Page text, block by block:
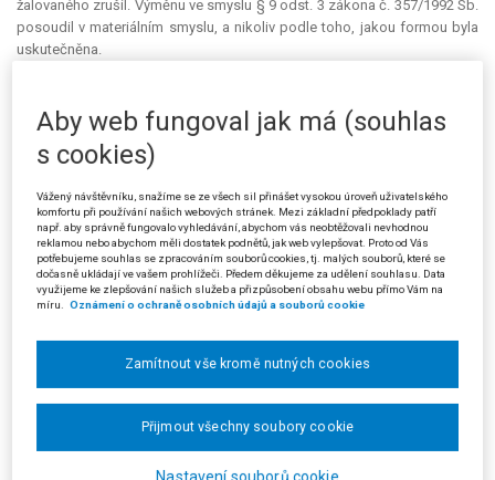
žalovaného zrušil. Výměnu ve smyslu § 9 odst. 3 zákona č. 357/1992 Sb.
posoudil v materiálním smyslu, a nikoliv podle toho, jakou formou byla
uskutečněna.
stížností, v níž poukázal na § 57 odst. 2 v rozhodné době účinného
zákona č. 337/1992 Sb., o správě daní a poplatků (dále jen "daňový
řád"), dle něhož platí, že "[d]
nebo zvláštních předpisů". Jestliže je předmětem daně úplatný převod
vlastnictví k nemovitostem, je nutno den převodu považovat za
skutečnost zakládající daňovou povinnost. Ze žádného ustanovení
zákona č. 357/1992 Sb. nevyplývá, že by za rozhodující den vzniku
daňové povinnosti měl být považován jiný den, než ten, který je
rozhodujícím z pohledu § 57 odst. 2 daňového řádu. Daňová povinnost v
(v daném případě ke dni právních účinků vkladu - § 133 odst. 2
občanského zákoníku a § 2 zákona č. 265/1992 Sb., o zápisech
nastalým po tomto datu nelze přihlížet. Vzhledem k rozdílným účinkům
Aby web fungoval jak má (souhlas
s cookies)
Vážený návštěvníku, snažíme se ze všech sil přinášet vysokou úroveň uživatelského
komfortu při používání našich webových stránek. Mezi základní předpoklady patří
např. aby správně fungovalo vyhledávání, abychom vás neobtěžovali nevhodnou
reklamou nebo abychom měli dostatek podnětů, jak web vylepšovat. Proto od Vás
potřebujeme souhlas se zpracováním souborů cookies, tj. malých souborů, které se
dočasně ukládají ve vašem prohlížeči. Předem děkujeme za udělení souhlasu. Data
využijeme ke zlepšování našich služeb a přizpůsobení obsahu webu přímo Vám na
míru.
Oznámení o ochraně osobních údajů a souborů cookie
Zamítnout vše kromě nutných cookies
Přijmout všechny soubory cookie